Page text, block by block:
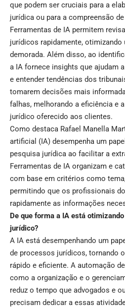
que podem ser cruciais para a
jurídica ou para a compreensão
Ferramentas de IA permitem
jurídicos rapidamente, otimizando
demorada. Além disso, ao
a IA fornece insights que ajudam
e entender tendências dos
tomarem decisões mais
falhas, melhorando a eficiência e
jurídico oferecido aos clientes.
Como destaca Rafael Manella
artificial (IA) desempenha um
pesquisa jurídica ao facilitar a
Ferramentas de IA organizam e
com base em critérios como
permitindo que os profissionais
rapidamente as informações
De que forma a IA está
jurídico?
A IA está desempenhando um
de processos jurídicos, tornando
rápido e eficiente. A automação
como a organização e o
reduz o tempo que advogados e
precisam dedicar a essas